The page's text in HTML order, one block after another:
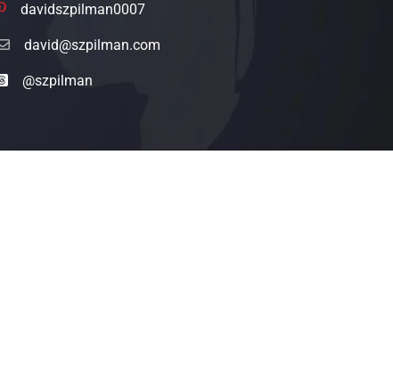
davidszpilman0007
david@szpilman.com
@szpilman